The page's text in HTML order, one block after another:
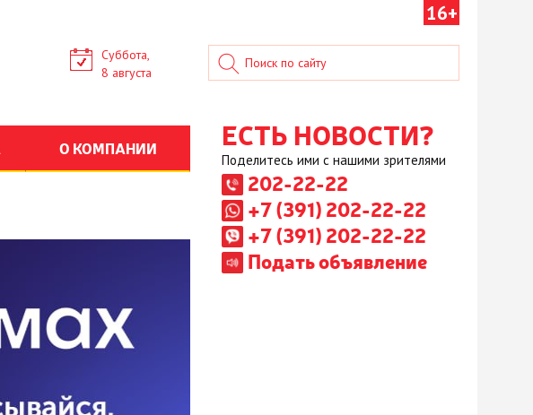
16+
Суббота,
8 августа
О КОМПАНИИ ЕСТЬ НОВОСТИ?
Поделитесь ими с нашими зрителями
202-22-22
+7 (391) 202-22-22
+7 (391) 202-22-22
Подать объявление